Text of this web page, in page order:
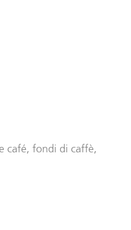
café, fondi di caffè,